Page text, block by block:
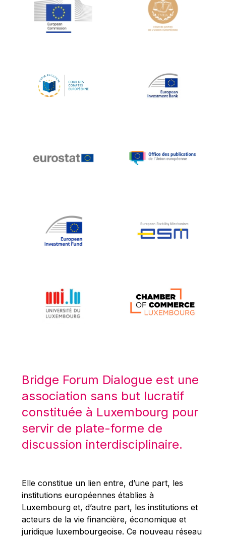
Jean-Louis Schiltz
Jean-Victor Louis
Johnny Åkerholm
Katharien L.C. Hunt
Klaus-Heiner Lehne
Koen LENAERTS
Lars Heikensten
Lucas Papademos
Máire Geoghegan-Quinn
Mario Centeno
Mario Monti
Maroš ŠEFČOVIČ
Martin Bailey
Martine Reicherts
Michael Sohlman
Michel Goedert
Mireille Delmas-Marty
Bridge Forum Dialogue est une
association sans but lucratif
constituée à Luxembourg pour
servir de plate-forme de
discussion interdisciplinaire.
Elle constitue un lien entre, d’une part, les
institutions européennes établies à
Luxembourg et, d’autre part, les institutions et
acteurs de la vie financière, économique et
juridique luxembourgeoise. Ce nouveau réseau